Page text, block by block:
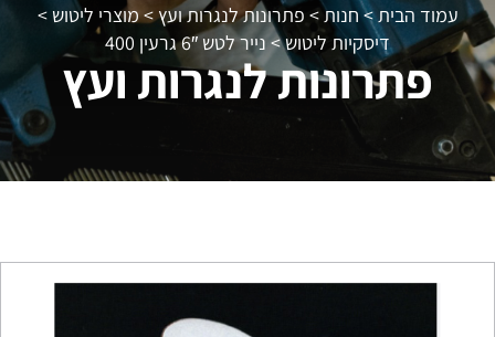
עמוד הבית>חנות> פתרונות לנגרות ועץ>מוצרי ליטוש >
דיסקיות ליטוש>נייר לטש 6″ גרעין 400
פתרונות לנגרות ועץ